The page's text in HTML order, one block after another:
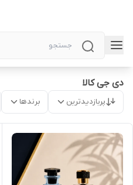
دی جی کالا
پربازدیدترین برندها